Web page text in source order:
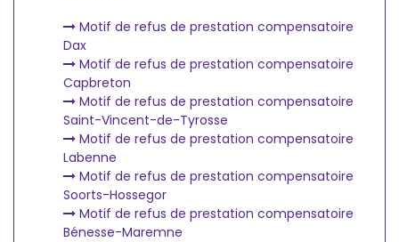
Motif de refus de prestation compensatoire
Dax
Motif de refus de prestation compensatoire
Capbreton
Motif de refus de prestation compensatoire
Saint-Vincent-de-Tyrosse
Motif de refus de prestation compensatoire
Labenne
Motif de refus de prestation compensatoire
Soorts-Hossegor
Motif de refus de prestation compensatoire
Bénesse-Maremne